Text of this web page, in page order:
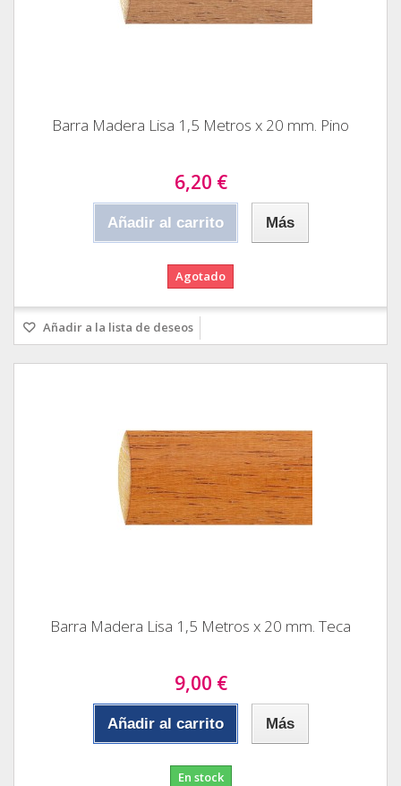
Barra Madera Lisa 1,5 Metros x 20 mm. Pino
6,20 €
Añadir al carrito Más
Agotado
Añadir a la lista de deseos
Barra Madera Lisa 1,5 Metros x 20 mm. Teca
9,00 €
Añadir al carrito Más
En stock